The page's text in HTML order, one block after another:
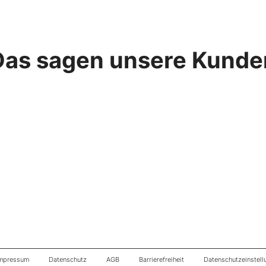
sagen unsere
Datenschutz AGB Barrierefreiheit